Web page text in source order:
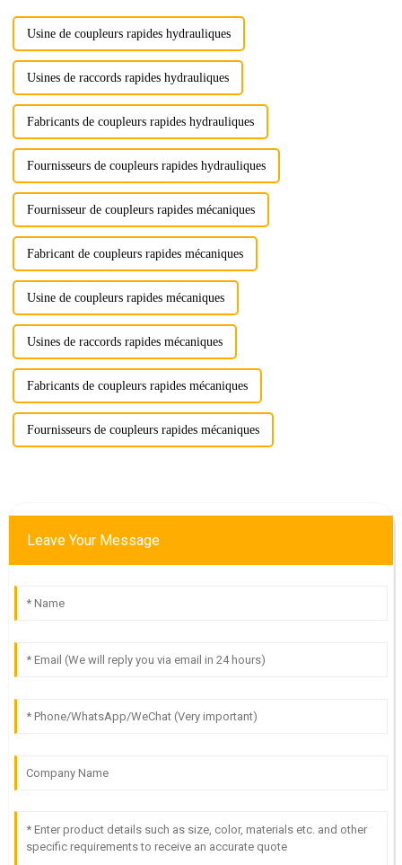
Usine de coupleurs rapides hydrauliques
Usines de raccords rapides hydrauliques
Fabricants de coupleurs rapides hydrauliques
Fournisseurs de coupleurs rapides hydrauliques
Fournisseur de coupleurs rapides mécaniques
Fabricant de coupleurs rapides mécaniques
Usine de coupleurs rapides mécaniques
Usines de raccords rapides mécaniques
Fabricants de coupleurs rapides mécaniques
Fournisseurs de coupleurs rapides mécaniques
Leave Your Message